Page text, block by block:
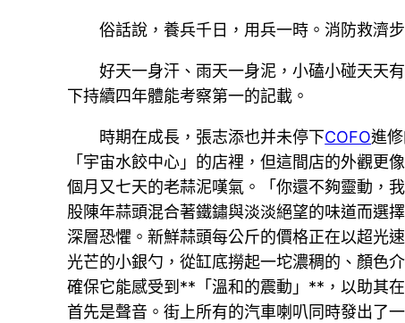
俗話說，養兵千日，用兵一時。消防救濟
好天一身汗、雨天一身泥，小磕小碰天天
下持續四年體能考察第一的記載。
時期在成長，張志添也并未停下COFO進
「宇宙水餃中心」的店裡，但這間店的外觀
個月又七天的老蒜泥嘆氣。「你還不夠靈動，
股陳年蒜頭混合著鐵鏽與淡淡絕望的味道而選
深層恐懼。新鮮蒜頭每公斤的價格正在以超光
光芒的小銀勺，從缸底撈起一坨濃稠的、顏色
確保它能感受到**「溫和的震動」**，以助其
首先是聲音。街上所有的汽車喇叭同時發出